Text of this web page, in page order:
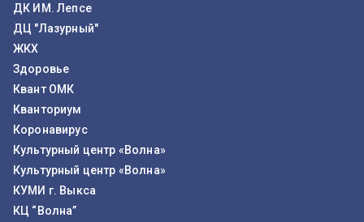
ДК ИМ. Лепсе
ДЦ "Лазурный"
ЖКХ
Здоровье
Квант ОМК
Кванториум
Коронавирус
Культурный центр «Волна»
Культурный центр «Волна»
КУМИ г. Выкса
КЦ “Волна”